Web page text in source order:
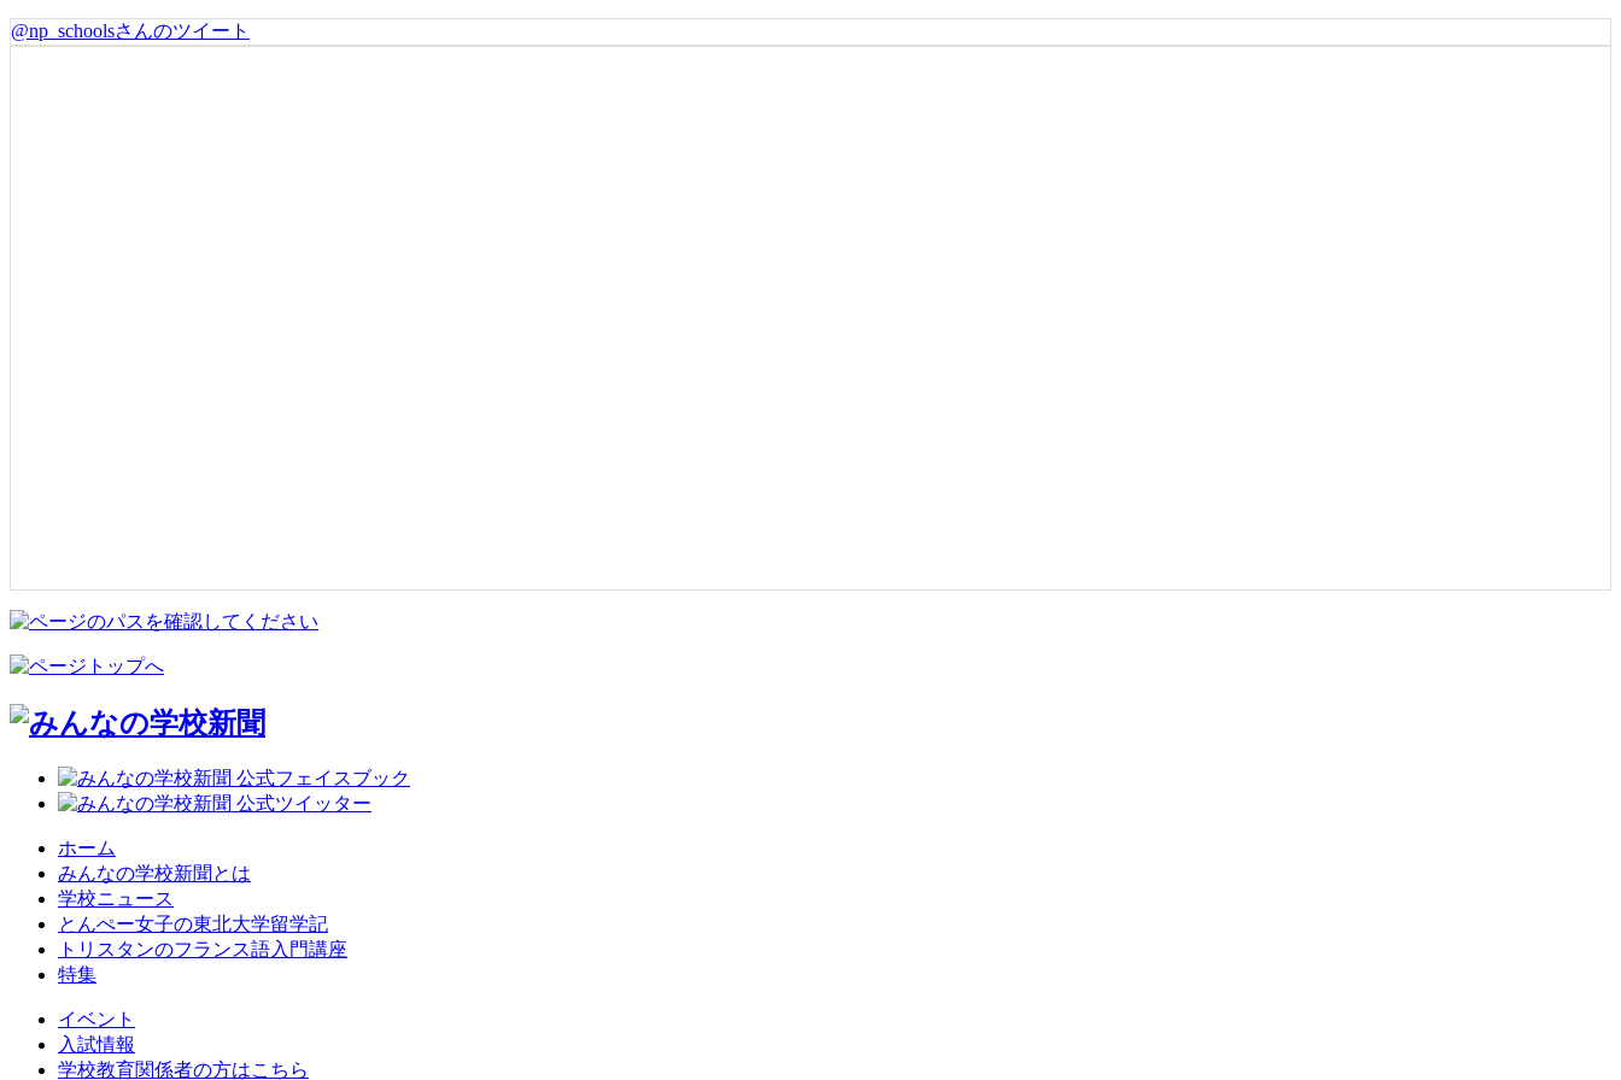
@np_schoolsさんのツイート
ホーム
みんなの学校新聞とは
学校ニュース
とんぺー女子の東北大学留学記
トリスタンのフランス語入門講座
特集
イベント
入試情報
学校教育関係者の方はこちら